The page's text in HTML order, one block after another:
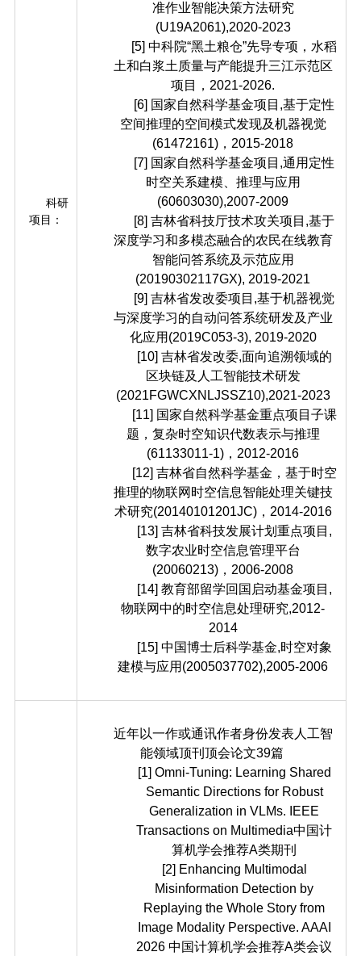
科研
项目：
准作业智能决策方法研究
(U19A2061),2020-2023
[5] 中科院“黑土粮仓”先导专项，水稻
土和白浆土质量与产能提升三江示范区
项目，2021-2026.
[6] 国家自然科学基金项目,基于定性
空间推理的空间模式发现及机器视觉
(61472161)，2015-2018
[7] 国家自然科学基金项目,通用定性
时空关系建模、推理与应用
(60603030),2007-2009
[8] 吉林省科技厅技术攻关项目,基于
深度学习和多模态融合的农民在线教育
智能问答系统及示范应用
(20190302117GX), 2019-2021
[9] 吉林省发改委项目,基于机器视觉
与深度学习的自动问答系统研发及产业
化应用(2019C053-3), 2019-2020
[10] 吉林省发改委,面向追溯领域的
区块链及人工智能技术研发
(2021FGWCXNLJSSZ10),2021-2023
[11] 国家自然科学基金重点项目子课
题，复杂时空知识代数表示与推理
(61133011-1)，2012-2016
[12] 吉林省自然科学基金，基于时空
推理的物联网时空信息智能处理关键技
术研究(20140101201JC)，2014-2016
[13] 吉林省科技发展计划重点项目,
数字农业时空信息管理平台
(20060213)，2006-2008
[14] 教育部留学回国启动基金项目,
物联网中的时空信息处理研究,2012-
2014
[15] 中国博士后科学基金,时空对象
建模与应用(2005037702),2005-2006
近年以一作或通讯作者身份发表人工智
能领域顶刊顶会论文39篇
[1] Omni-Tuning: Learning Shared
Semantic Directions for Robust
Generalization in VLMs. IEEE
Transactions on Multimedia中国计
算机学会推荐A类期刊
[2] Enhancing Multimodal
Misinformation Detection by
Replaying the Whole Story from
Image Modality Perspective. AAAI
2026 中国计算机学会推荐A类会议